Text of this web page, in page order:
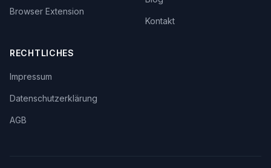
Browser Extension
Kontakt
RECHTLICHES
Impressum
Datenschutzerklärung
AGB